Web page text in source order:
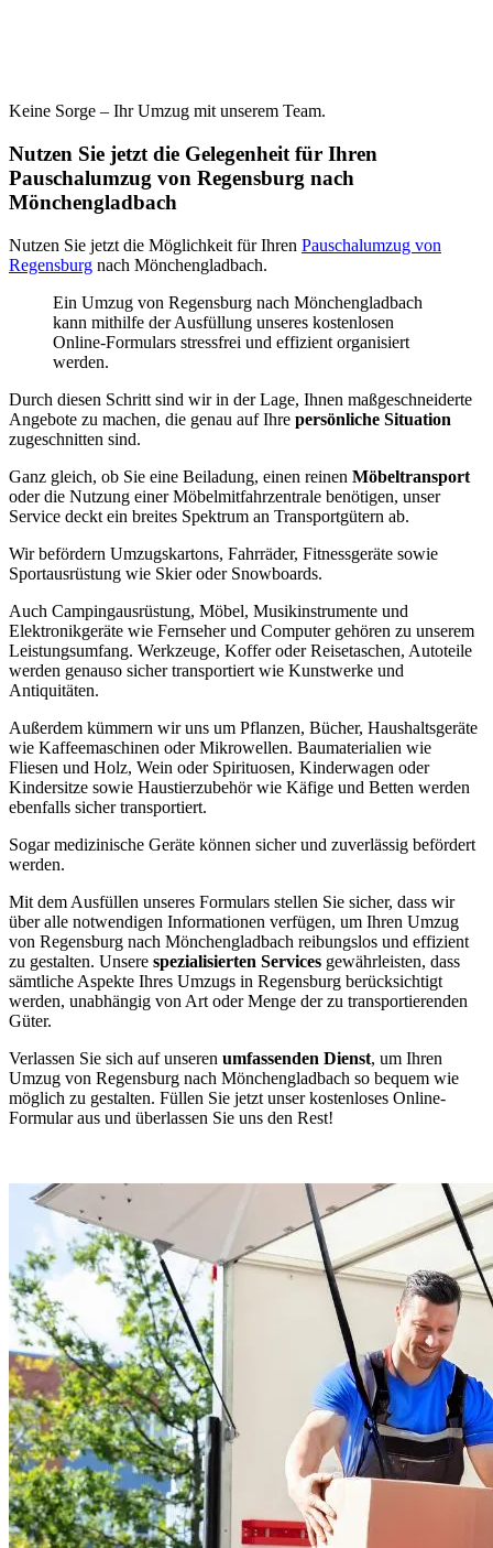
Keine Sorge – Ihr Umzug mit unserem Team.
Nutzen Sie jetzt die Gelegenheit für Ihren
Pauschalumzug von Regensburg nach
Mönchengladbach
Nutzen Sie jetzt die Möglichkeit für Ihren Pauschalumzug von
Regensburg nach Mönchengladbach.
Ein Umzug von Regensburg nach Mönchengladbach
kann mithilfe der Ausfüllung unseres kostenlosen
Online-Formulars stressfrei und effizient organisiert
werden.
Durch diesen Schritt sind wir in der Lage, Ihnen maßgeschneiderte
Angebote zu machen, die genau auf Ihre persönliche Situation
zugeschnitten sind.
Ganz gleich, ob Sie eine Beiladung, einen reinen Möbeltransport
oder die Nutzung einer Möbelmitfahrzentrale benötigen, unser
Service deckt ein breites Spektrum an Transportgütern ab.
Wir befördern Umzugskartons, Fahrräder, Fitnessgeräte sowie
Sportausrüstung wie Skier oder Snowboards.
Auch Campingausrüstung, Möbel, Musikinstrumente und
Elektronikgeräte wie Fernseher und Computer gehören zu unserem
Leistungsumfang. Werkzeuge, Koffer oder Reisetaschen, Autoteile
werden genauso sicher transportiert wie Kunstwerke und
Antiquitäten.
Außerdem kümmern wir uns um Pflanzen, Bücher, Haushaltsgeräte
wie Kaffeemaschinen oder Mikrowellen. Baumaterialien wie
Fliesen und Holz, Wein oder Spirituosen, Kinderwagen oder
Kindersitze sowie Haustierzubehör wie Käfige und Betten werden
ebenfalls sicher transportiert.
Sogar medizinische Geräte können sicher und zuverlässig befördert
werden.
Mit dem Ausfüllen unseres Formulars stellen Sie sicher, dass wir
über alle notwendigen Informationen verfügen, um Ihren Umzug
von Regensburg nach Mönchengladbach reibungslos und effizient
zu gestalten. Unsere spezialisierten Services gewährleisten, dass
sämtliche Aspekte Ihres Umzugs in Regensburg berücksichtigt
werden, unabhängig von Art oder Menge der zu transportierenden
Güter.
Verlassen Sie sich auf unseren umfassenden Dienst, um Ihren
Umzug von Regensburg nach Mönchengladbach so bequem wie
möglich zu gestalten. Füllen Sie jetzt unser kostenloses Online-
Formular aus und überlassen Sie uns den Rest!